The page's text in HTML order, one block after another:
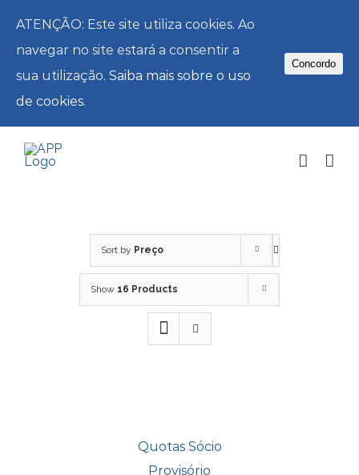
Sort by Preço
Show 16 Products
Quotas Sócio
Provisório
ATENÇÃO: Este site utiliza cookies. Ao
navegar no site estará a consentir a
sua utilização. Saiba mais sobre o uso
de cookies.
Concordo